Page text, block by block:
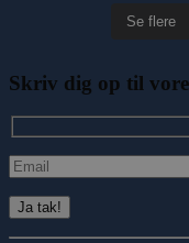
Se flere
Skriv dig op til